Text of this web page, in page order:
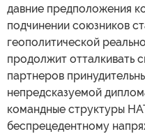
давние предположения
подчинении союзников
геополитической
продолжит отталкивать
партнеров
непредсказуемой
командные структуры
беспрецедентному